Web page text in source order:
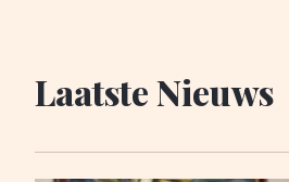
Laatste Nieuws